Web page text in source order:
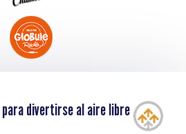
divertirse al aire libre